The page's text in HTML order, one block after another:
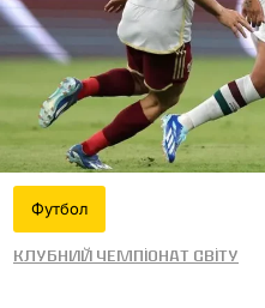
Футбол
Клубний чемпіонат світу